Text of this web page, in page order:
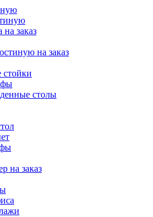
на заказ
на заказ
столы
на заказ